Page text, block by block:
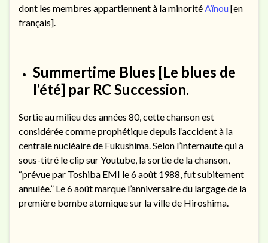
dont les membres appartiennent à la minoritéAïnou[en
français].
Summertime Blues [Le blues de
l’été] par RC Succession.
Sortie au milieu des années 80, cette chanson est
considérée comme prophétique depuis l’accident à la
centrale nucléaire de Fukushima. Selon l’internaute qui a
sous-titré le clip sur Youtube, la sortie de la chanson,
“prévue par Toshiba EMI le 6 août 1988, fut subitement
annulée.” Le 6 août marque l’anniversaire du largage de la
première bombe atomique sur la ville de Hiroshima.